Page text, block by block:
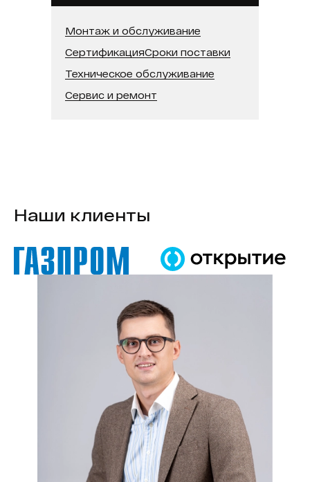
Монтаж и обслуживание
СертификацияСроки поставки
Техническое обслуживание
Сервис и ремонт
Наши клиенты